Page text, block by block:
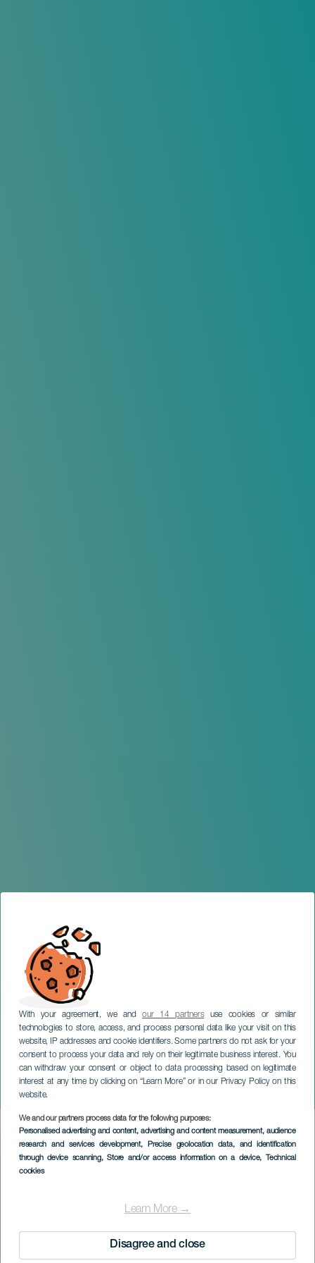
With your agreement, we andour 14 partnersuse cookies or similar
technologies to store, access, and process personal data like your visit on this
website, IP addresses and cookie identifiers. Some partners do not ask for your
consent to process your data and rely on their legitimate business interest. You
can withdraw your consent or object to data processing based on legitimate
interest at any time by clicking on “Learn More” or in our Privacy Policy on this
website.
We and our partners process data for the following purposes:
Personalised advertising and content, advertising and content measurement, audience
research and services development, Precise geolocation data, and identification
through device scanning, Store and/or access information on a device, Technical
cookies
Learn More →
Disagree and close
Tijdelijke tentoonstelling:
Een zwart licht
LANZAROTE
Imagen
Listado